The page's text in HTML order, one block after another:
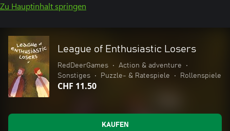
Zu Hauptinhalt springen
League of Enthusiastic Losers
RedDeerGames • Action & adventure
•
Sonstiges
• Puzzle- & Ratespiele • Rollenspiele
CHF 11.50
KAUFEN